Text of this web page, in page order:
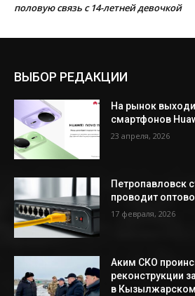
половую связь с 14-летней девочкой
ВЫБОР РЕДАКЦИИ
На рынок
смартфонов
23 апреля, 2026
Петропавловск
проводит
17 февраля, 2026
Аким СКО
реконструкции
в